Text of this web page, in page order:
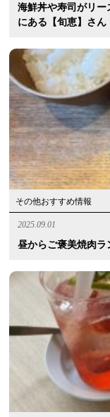
海鮮丼や寿司がリ
にある【旬恵】さん
その他おすすめ情報
2025.09.01
昼からご褒美焼肉